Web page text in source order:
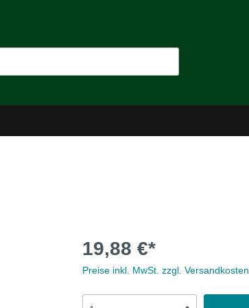
Ersatzteile19,88 €*
Preise inkl. MwSt. zzgl. Versandkosten